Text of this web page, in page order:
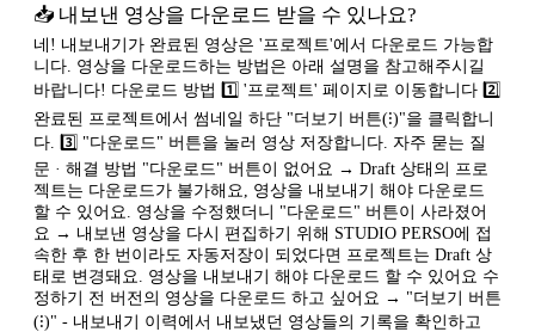
📥 내보낸 영상을 다운로드 받을 수 있나요?
네! 내보내기가 완료된 영상은 '프로젝트'에서 다운로드 가능합
니다. 영상을 다운로드하는 방법은 아래 설명을 참고해주시길
바랍니다! 다운로드 방법 1️⃣ '프로젝트' 페이지로 이동합니다 2️⃣
완료된 프로젝트에서 썸네일 하단 "더보기 버튼(⁝)"을 클릭합니
다. 3️⃣ "다운로드" 버튼을 눌러 영상 저장합니다. 자주 묻는 질
문 · 해결 방법 "다운로드" 버튼이 없어요 → Draft 상태의 프로
젝트는 다운로드가 불가해요, 영상을 내보내기 해야 다운로드
할 수 있어요. 영상을 수정했더니 "다운로드" 버튼이 사라졌어
요 → 내보낸 영상을 다시 편집하기 위해 STUDIO PERSO에 접
속한 후 한 번이라도 자동저장이 되었다면 프로젝트는 Draft 상
태로 변경돼요. 영상을 내보내기 해야 다운로드 할 수 있어요 수
정하기 전 버전의 영상을 다운로드 하고 싶어요 → "더보기 버튼
(⁝)" - 내보내기 이력에서 내보냈던 영상들의 기록을 확인하고